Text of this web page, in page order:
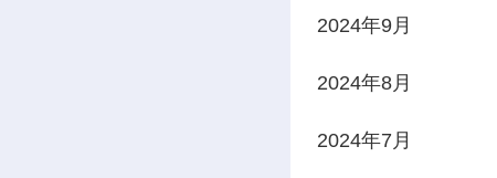
2024年9月
2024年8月
2024年7月